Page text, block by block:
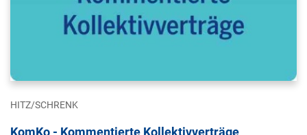
HITZ/SCHRENK
KomKo - Kommentierte Kollektivverträge